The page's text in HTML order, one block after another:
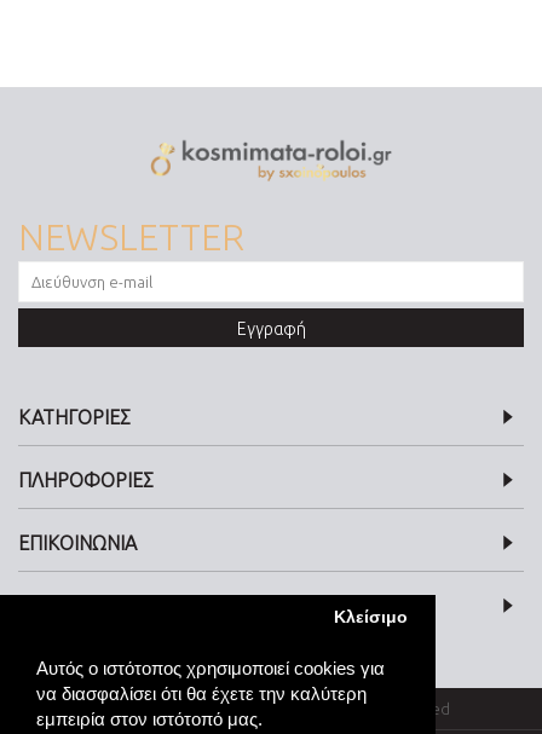
Αυτός ο ιστότοπος χρησιμοποιεί cookies για
να διασφαλίσει ότι θα έχετε την καλύτερη
εμπειρία στον ιστότοπό μας.
Κλείσιμο
NEWSLETTER
Εγγραφή
ΚΑΤΗΓΟΡΙΕΣ
ΠΛΗΡΟΦΟΡΙΕΣ
ΕΠΙΚΟΙΝΩΝΙΑ
© kosmimata-roloi.gr Jewellery. All rights reserved